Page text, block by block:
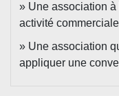
Une association
activité
Une association
appliquer une